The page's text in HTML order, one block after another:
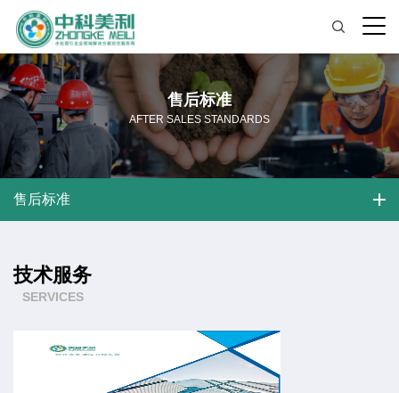
售后标准
AFTER SALES STANDARDS
售后标准
技术服务
SERVICES